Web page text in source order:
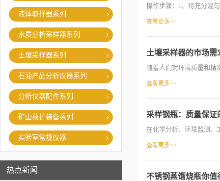
液体取样器系列
水质分析采样器系列
土壤采样器系列
石油产品分析仪器系列
分析仪器配件系列
矿山救护装备系列
实验室常规仪器
热点新闻
操作步骤：1、将充分混
查看更多>>
土壤采样器的市场需
随着人们对环境质量和精
查看更多>>
采样钢瓶：质量保证
在化学分析、环境监测、
查看更多>>
不锈钢蒸馏烧瓶你值